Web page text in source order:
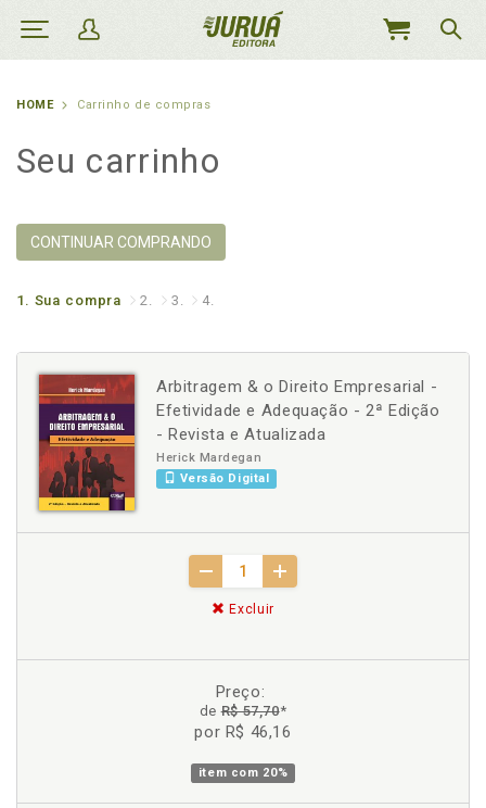
MEU
HOME Carrinho de compras
Seu carrinho
CONTINUAR COMPRANDO
1. Sua compra 2. 3. 4.
Arbitragem & o Direito Empresarial -
Efetividade e Adequação - 2ª Edição
- Revista e Atualizada
Herick Mardegan
Versão Digital
Excluir
Preço:
deR$ 57,70*
por R$ 46,16
item com 20%